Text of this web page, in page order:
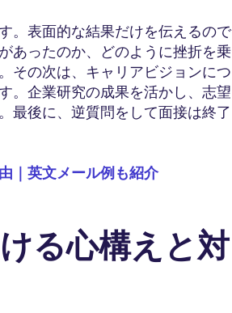
。表面的な結果だけを伝えるので
あったのか、どのように挫折を乗
その次は、キャリアビジョンにつ
。企業研究の成果を活かし、志望
最後に、逆質問をして面接は終了
｜英文メール例も紹介
る心構えと対